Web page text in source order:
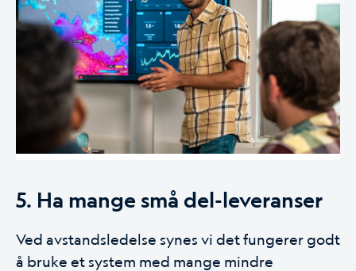
5. Ha mange små del-leveranser
Ved avstandsledelse synes vi det fungerer godt
å bruke et system med mange mindre